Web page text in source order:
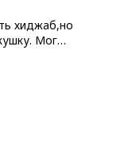
хиджаб,но
Мог…